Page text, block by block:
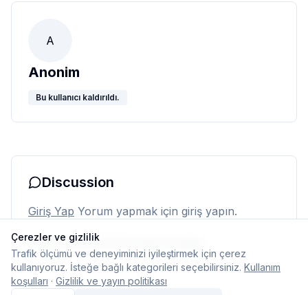
A
Anonim
Bu kullanıcı kaldırıldı.
Discussion
Giriş Yap Yorum yapmak için giriş yapın.
Henüz yorum yok. İlk yorumu siz yapın.
Çerezler ve gizlilik
Trafik ölçümü ve deneyiminizi iyileştirmek için çerez
kullanıyoruz. İsteğe bağlı kategorileri seçebilirsiniz. Kullanım
koşulları · Gizlilik ve yayın politikası